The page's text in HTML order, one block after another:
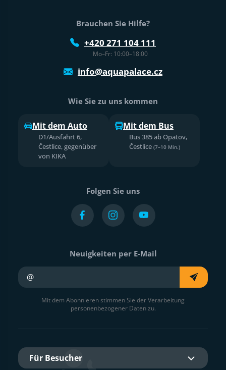
Brauchen Sie Hilfe?
+420 271 104 111
Mo–Fr: 10:00–18:00
info@aquapalace.cz
Wie Sie zu uns kommen
Mit dem Auto
D1/Ausfahrt 6,
Čestlice, gegenüber
von KIKA
Mit dem Bus
Bus 385 ab Opatov,
Čestlice (7–10 Min.)
Folgen Sie uns
Neuigkeiten per E-Mail
Mit dem Abonnieren stimmen Sie der Verarbeitung
personenbezogener Daten zu.
Für Besucher